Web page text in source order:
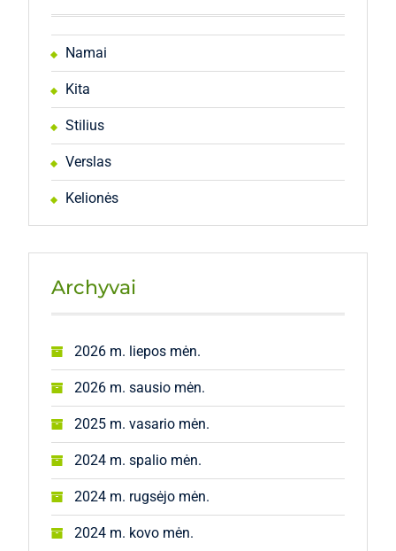
Namai
Kita
Stilius
Verslas
Kelionės
Archyvai
2026 m. liepos mėn.
2026 m. sausio mėn.
2025 m. vasario mėn.
2024 m. spalio mėn.
2024 m. rugsėjo mėn.
2024 m. kovo mėn.